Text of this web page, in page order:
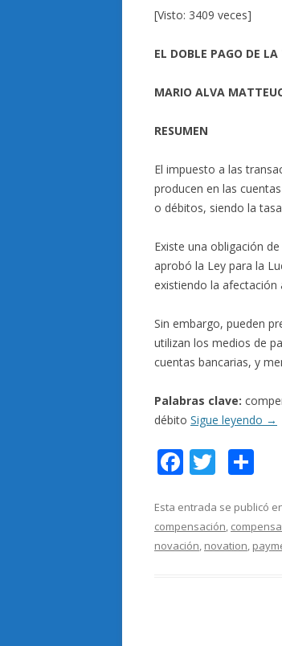
[Visto: 3409 veces]
EL DOBLE PAGO DE
MARIO ALVA
RESUMEN
El impuesto a las
producen en las
o débitos, siendo la
Existe una obligación
aprobó la Ley para la
existiendo la afectación
Sin embargo, pueden
utilizan los medios de
cuentas bancarias, y
Palabras clave:
débito Sigue leyendo →
F
e
b
T
itt
er
m
p
Esta entrada se publicó
compensación,
novación, novation,